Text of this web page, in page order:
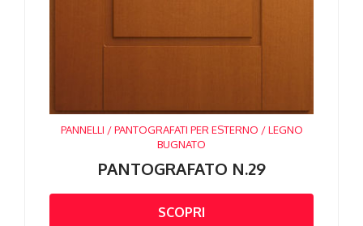
PANNELLI / PANTOGRAFATI PER ESTERNO / LEGNO
BUGNATO
PANTOGRAFATO N.29
SCOPRI